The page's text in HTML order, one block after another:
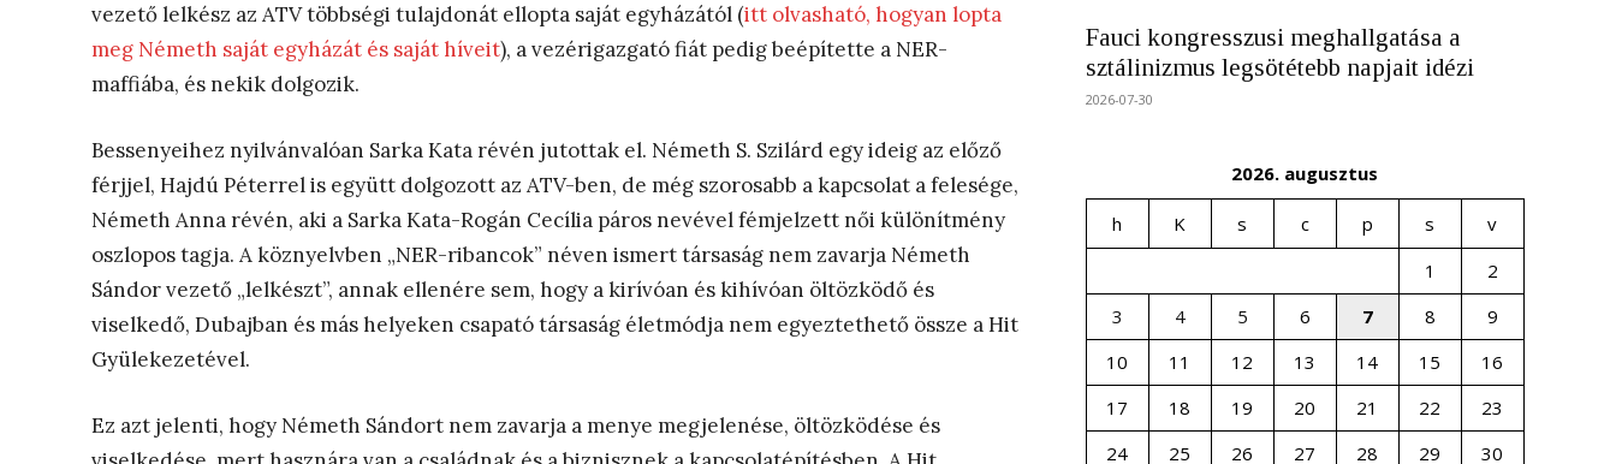
vezető lelkész az ATV többségi tulajdonát ellopta saját egyházától (itt olvasható, hogyan lopta
meg Németh saját egyházát és saját híveit), a vezérigazgató fiát pedig beépítette a NER-
maffiába, és nekik dolgozik.
Bessenyeihez nyilvánvalóan Sarka Kata révén jutottak el. Németh S. Szilárd egy ideig az előző
férjjel, Hajdú Péterrel is együtt dolgozott az ATV-ben, de még szorosabb a kapcsolat a felesége,
Németh Anna révén, aki a Sarka Kata-Rogán Cecília páros nevével fémjelzett női különítmény
oszlopos tagja. A köznyelvben „NER-ribancok” néven ismert társaság nem zavarja Németh
Sándor vezető „lelkészt”, annak ellenére sem, hogy a kirívóan és kihívóan öltözködő és
viselkedő, Dubajban és más helyeken csapató társaság életmódja nem egyeztethető össze a Hit
Gyülekezetével.
Ez azt jelenti, hogy Németh Sándort nem zavarja a menye megjelenése, öltözködése és
Fauci kongresszusi meghallgatása a
sztálinizmus legsötétebb napjait idézi
2026-07-30
2026. augusztus
h K s c p s
v
1
2
3
4 5 6 7 8
9
10
11 12 13 14 15
16
17
18 19 20 21 22
23
24
25 26 27 28 29
30